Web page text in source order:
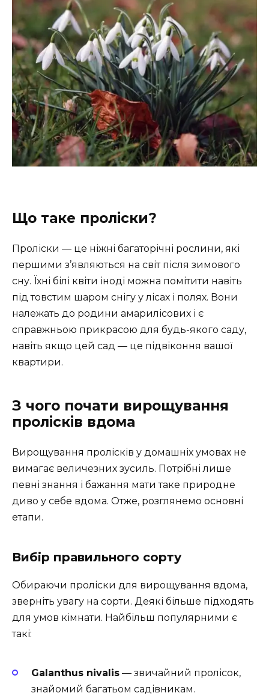
Що таке проліски?
Проліски — це ніжні багаторічні рослини, які
першими з’являються на світ після зимового
сну. Їхні білі квіти іноді можна помітити навіть
під товстим шаром снігу у лісах і полях. Вони
належать до родини амарилісових і є
справжньою прикрасою для будь-якого саду,
навіть якщо цей сад — це підвіконня вашої
квартири.
З чого почати вирощування
пролісків вдома
Вирощування пролісків у домашніх умовах не
вимагає величезних зусиль. Потрібні лише
певні знання і бажання мати таке природне
диво у себе вдома. Отже, розглянемо основні
етапи.
Вибір правильного сорту
Обираючи проліски для вирощування вдома,
зверніть увагу на сорти. Деякі більше підходять
для умов кімнати. Найбільш популярними є
такі:
Galanthus nivalis — звичайний пролісок,
знайомий багатьом садівникам.